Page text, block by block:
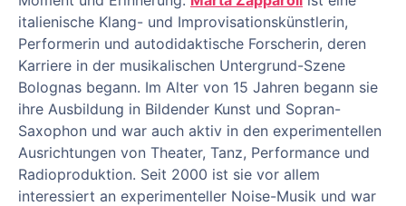
italienische Klang- und Improvisationskünstlerin,
Performerin und autodidaktische Forscherin, deren
Karriere in der musikalischen Untergrund-Szene
Bolognas begann. Im Alter von 15 Jahren begann sie
ihre Ausbildung in Bildender Kunst und Sopran-
Saxophon und war auch aktiv in den experimentellen
Ausrichtungen von Theater, Tanz, Performance und
Radioproduktion. Seit 2000 ist sie vor allem
interessiert an experimenteller Noise-Musik und war